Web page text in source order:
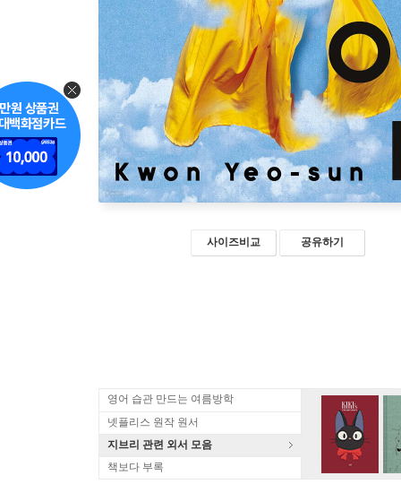
사이즈비교 공유하기
영어 습관 만드는 여름방학
넷플리스 원작 원서
지브리 관련 외서 모음
책보다 부록